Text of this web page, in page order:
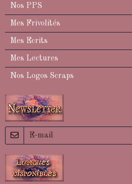
Nos PPS
Mes Frivolités
Mes Ecrits
Mes Lectures
Nos Logos Scraps